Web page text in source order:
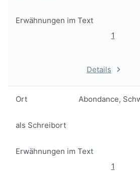
Erwähnungen im Text
1
Details
Ort Abondance,
als Schreibort
Erwähnungen im Text
1